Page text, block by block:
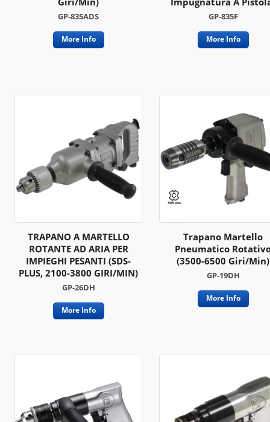
GP-835ADS
More Info
GP-835F
More Info
TRAPANO A MARTELLO
ROTANTE AD ARIA PER
IMPIEGHI PESANTI (SDS-
PLUS, 2100-3800 GIRI/MIN)
GP-26DH
More Info
Trapano Martello
Pneumatico
(3500-6500 Giri/min)
GP-19DH
More Info